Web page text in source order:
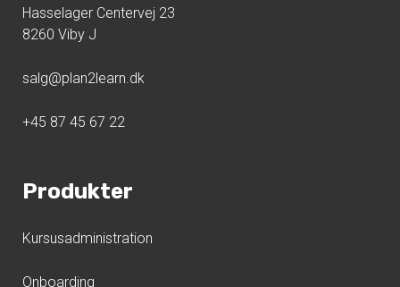
Hasselager Centervej 23
8260 Viby J
salg@plan2learn.dk
+45 87 45 67 22
Produkter
Kursusadministration
Onboarding